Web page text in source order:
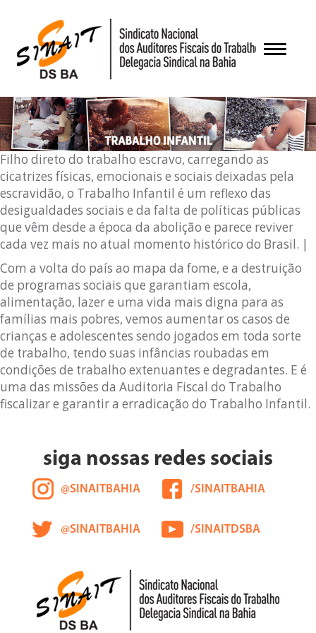
para
conteúdo
Alternar
Filho direto do trabalho escravo, carregando as
cicatrizes físicas, emocionais e sociais deixadas pela
escravidão, o Trabalho Infantil é um reflexo das
desigualdades sociais e da falta de políticas públicas
que vêm desde a época da abolição e parece reviver
cada vez mais no atual momento histórico do Brasil. |
Com a volta do país ao mapa da fome, e a destruição
de programas sociais que garantiam escola,
alimentação, lazer e uma vida mais digna para as
famílias mais pobres, vemos aumentar os casos de
crianças e adolescentes sendo jogados em toda sorte
de trabalho, tendo suas infâncias roubadas em
condições de trabalho extenuantes e degradantes. E é
uma das missões da Auditoria Fiscal do Trabalho
fiscalizar e garantir a erradicação do Trabalho Infantil.
siga nossas redes sociais
@SINAITBAHIA /SINAITBAHIA
@SINAITBAHIA /SINAITDSBA